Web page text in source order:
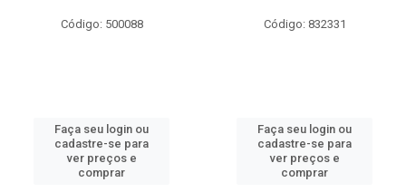
Código: 500088
Faça seu login ou
cadastre-se para
ver preços e
comprar
Código: 832331
Faça seu login ou
cadastre-se para
ver preços e
comprar